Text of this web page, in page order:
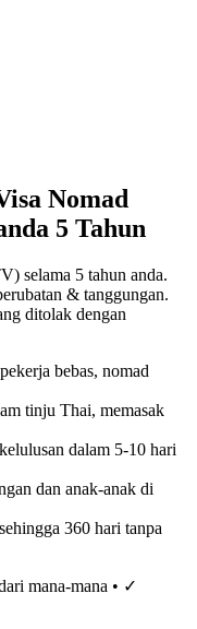
Nomad
5 Tahun
selama 5 tahun anda.
& tanggungan.
ditolak dengan
bebas, nomad
tinju Thai, memasak
dalam 5-10 hari
dan anak-anak di
360 hari tanpa
mana-mana • ✓